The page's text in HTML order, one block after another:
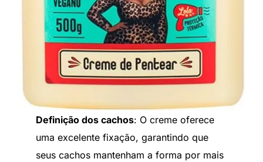
Definição dos cachos: O creme oferece
uma excelente fixação, garantindo que
seus cachos mantenham a forma por mais